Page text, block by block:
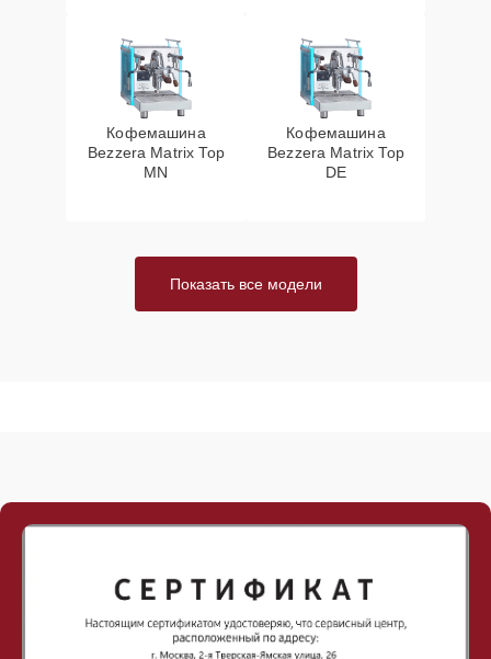
Кофемашина
Bezzera Matrix Top
MN
Кофемашина
Bezzera Matrix Top
DE
Показать все модели